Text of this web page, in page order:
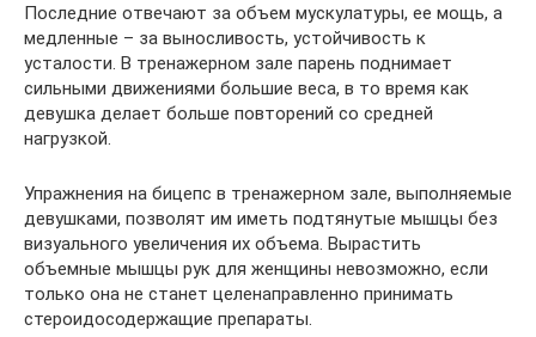
Последние отвечают за объем мускулатуры, ее мощь, а
медленные – за выносливость, устойчивость к
усталости. В тренажерном зале парень поднимает
сильными движениями большие веса, в то время как
девушка делает больше повторений со средней
нагрузкой.
Упражнения на бицепс в тренажерном зале, выполняемые
девушками, позволят им иметь подтянутые мышцы без
визуального увеличения их объема. Вырастить
объемные мышцы рук для женщины невозможно, если
только она не станет целенаправленно принимать
стероидосодержащие препараты.